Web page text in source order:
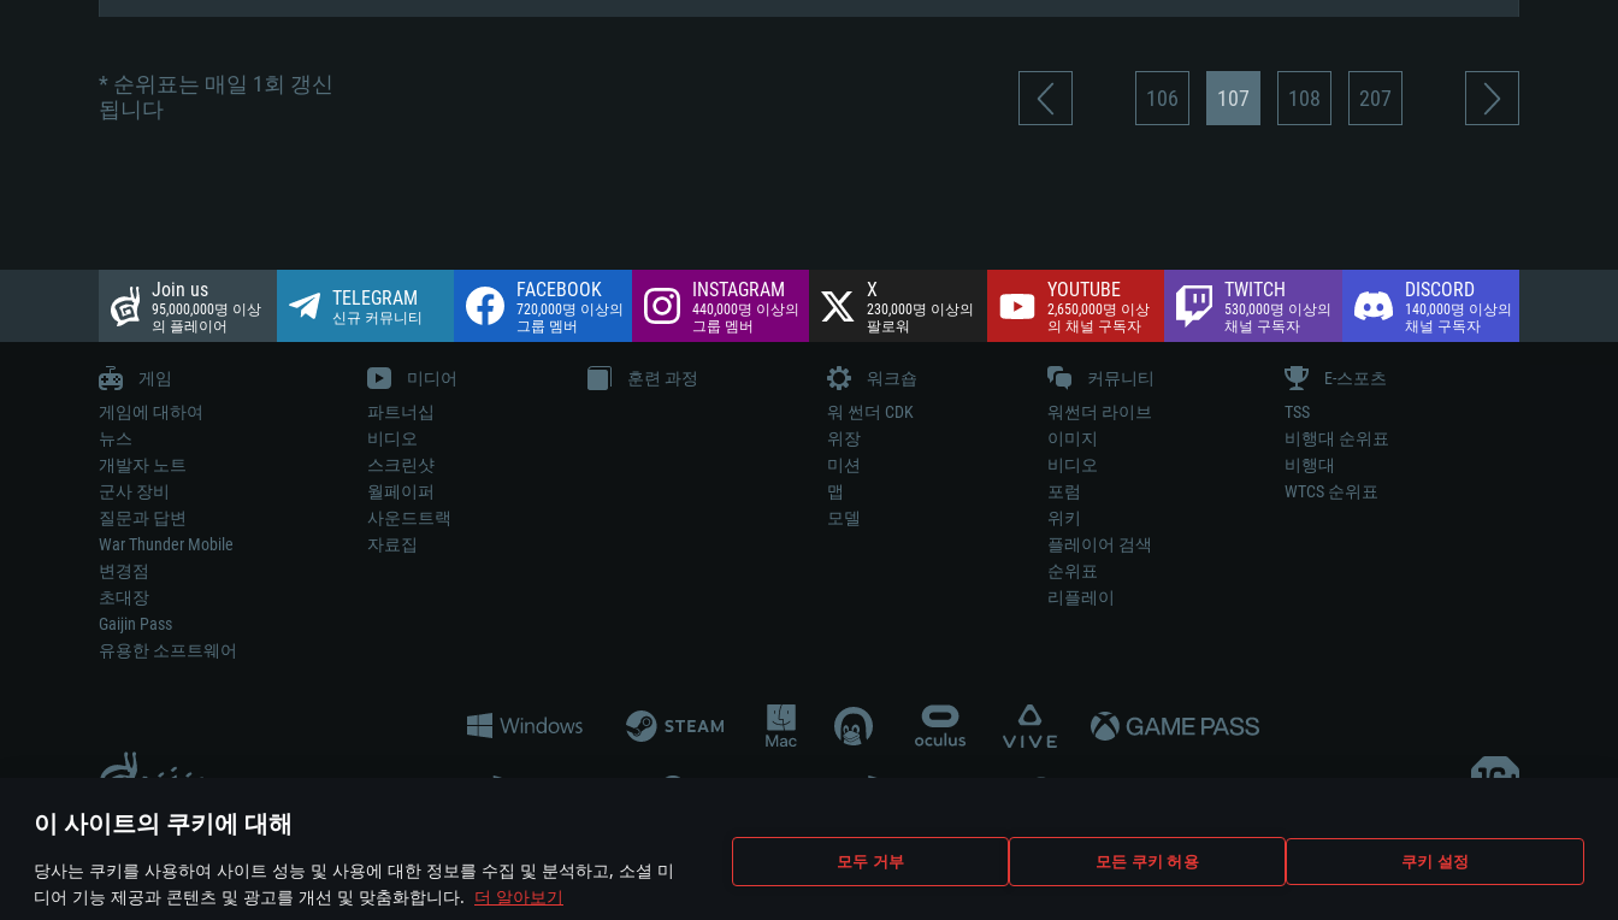
이 사이트의 쿠키에 대해
당사는 쿠키를 사용하여 사이트 성능 및 사용에 대한 정보를 수집 및 분석하고, 소셜 미
디어 기능 제공과 콘텐츠 및 광고를 개선 및 맞춤화합니다. 더 알아보기
모두 거부 모든 쿠키 허용 쿠키 설정
* 순위표는 매일 1회 갱신
됩니다
106 107 108 207
Join us
95,000,000명 이상
의 플레이어
TELEGRAM
신규 커뮤니티
FACEBOOK
720,000명 이상의
그룹 멤버
INSTAGRAM
440,000명 이상의
그룹 멤버
X
230,000명 이상의
팔로워
YOUTUBE
2,650,000명 이상
의 채널 구독자
TWITCH
530,000명 이상의
채널 구독자
DISCORD
140,000명 이상의
채널 구독자
게임
게임에 대하여
뉴스
개발자 노트
군사 장비
질문과 답변
War Thunder Mobile
변경점
초대장
Gaijin Pass
유용한 소프트웨어
미디어
파트너십
비디오
스크린샷
월페이퍼
사운드트랙
자료집
훈련 과정
워크숍
워 썬더 CDK
위장
미션
맵
모델
커뮤니티
워썬더 라이브
이미지
비디오
포럼
위키
플레이어 검색
순위표
리플레이
E-스포츠
TSS
비행대 순위표
비행대
WTCS 순위표
게임 에서 어떠한 현실의 무기나 차량을 묘사하는 것은 무기 개발 업체나 장비 제조 업체가 게임 개발 후원 또는 홍보에 참여하지 않습니다..
© 2011—2026 Gaijin Games Kft. All trademarks, logos and brand names are the property of their respective owners.
이용 약관 이용 약관